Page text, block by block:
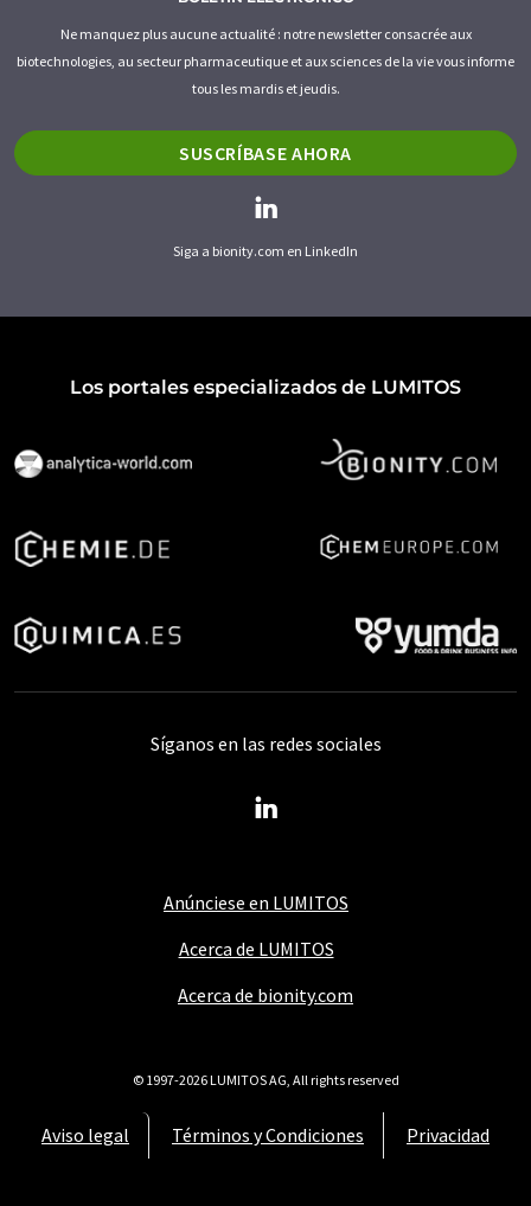
Ne manquez plus aucune actualité : notre newsletter consacrée aux
biotechnologies, au secteur pharmaceutique et aux sciences de la vie vous informe
tous les mardis et jeudis.
SUSCRÍBASE AHORA
Siga a bionity.com en LinkedIn
Los portales especializados de LUMITOS
Anúnciese en LUMITOS
Acerca de LUMITOS
Acerca de bionity.com
Aviso legal Términos y Condiciones Privacidad
Síganos en las redes sociales
© 1997-2026 LUMITOS AG, All rights reserved